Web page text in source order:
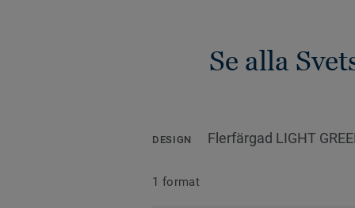
Se alla
DESIGN Flerfärgad LIGHT
1 format